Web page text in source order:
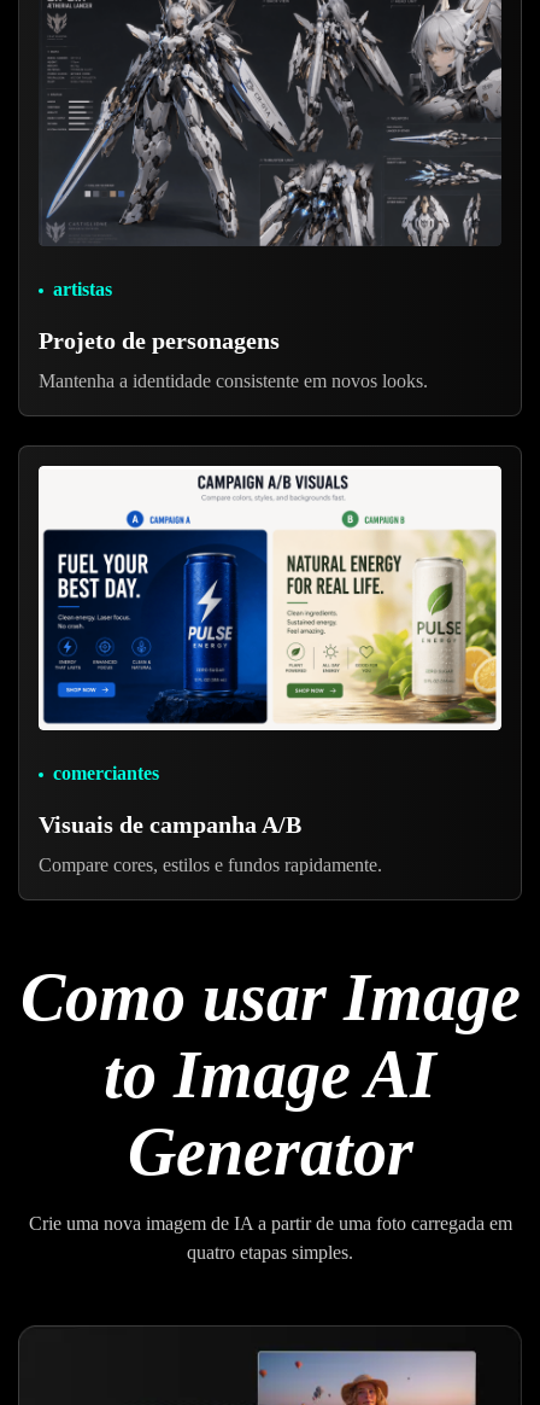
artistas
Projeto de personagens
Mantenha a identidade consistente em novos looks.
comerciantes
Visuais de campanha A/B
Compare cores, estilos e fundos rapidamente.
Como usar Image
to Image AI
Generator
Crie uma nova imagem de IA a partir de uma foto carregada em
quatro etapas simples.